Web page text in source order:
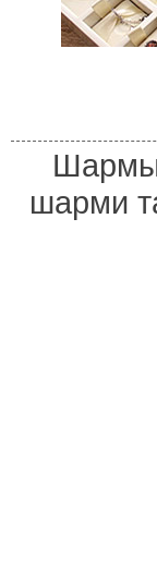
Шармы
шарми